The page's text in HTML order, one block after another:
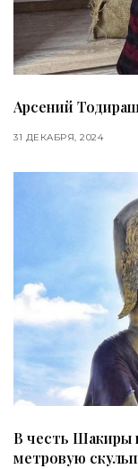
Арсений
31 ДЕКАБРЯ, 2024
В честь Шакиры
метровую